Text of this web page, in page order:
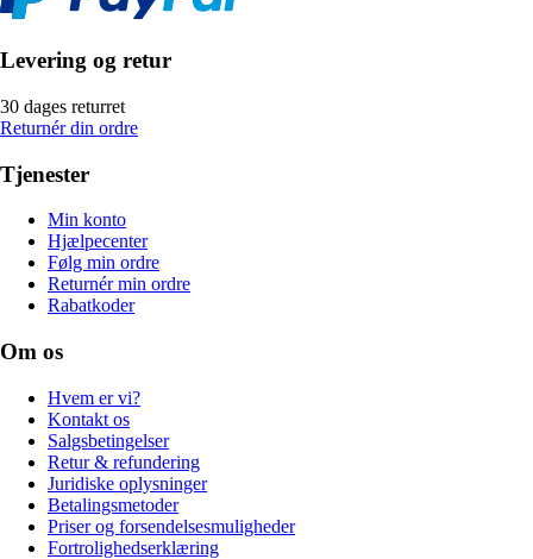
Levering og retur
30 dages returret
Returnér din ordre
Tjenester
Min konto
Hjælpecenter
Følg min ordre
Returnér min ordre
Rabatkoder
Om os
Hvem er vi?
Kontakt os
Salgsbetingelser
Retur & refundering
Juridiske oplysninger
Betalingsmetoder
Priser og forsendelsesmuligheder
Fortrolighedserklæring